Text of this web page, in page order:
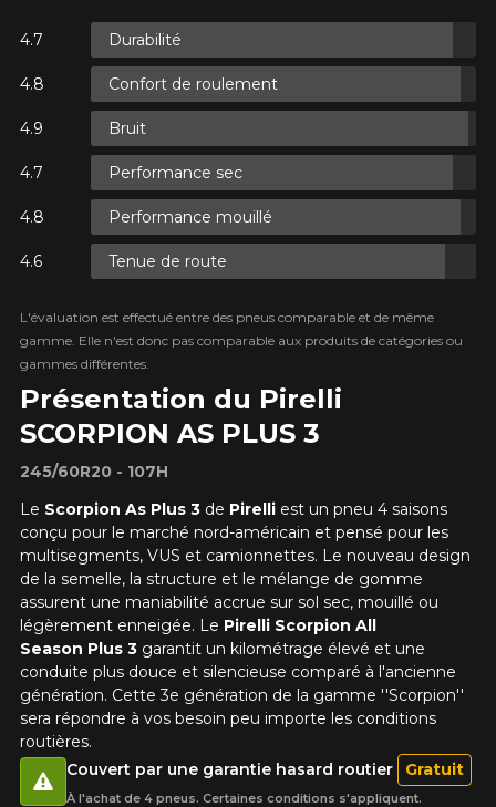
Présentation du Pirelli
SCORPION AS PLUS 3
245/60R20 - 107H
Le Scorpion As Plus 3de Pirelliest un pneu 4 saisons
conçu pour le marché nord-américain et pensé pour les
multisegments, VUS et camionnettes. Le nouveau design
de la semelle, la structure et le mélange de gomme
assurent une maniabilité accrue sur sol sec, mouillé ou
légèrement enneigée. Le Pirelli Scorpion All
Season Plus 3 garantit un kilométrage élevé et une
conduite plus douce et silencieuse comparé à l'ancienne
génération. Cette 3e génération de la gamme ''Scorpion''
sera répondre à vos besoin peu importe les conditions
routières.
Durabilité
Confort de roulement
Bruit
Performance sec
Performance mouillé
Tenue de route
L'évaluation est effectué entre des pneus comparable et de même
gamme. Elle n'est donc pas comparable aux produits de catégories ou
gammes différentes.
Couvert par une garantie hasard routier Gratuit
À l'achat de 4 pneus. Certaines conditions s'appliquent.